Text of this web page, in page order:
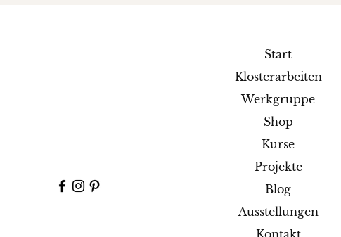
Start
Klosterarbeiten
Werkgruppe
Shop
Kurse
Projekte
Blog
Ausstellungen
Kontakt